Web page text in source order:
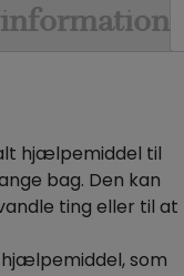
hjælpemiddel til
bag. Den kan
ting eller til at
som